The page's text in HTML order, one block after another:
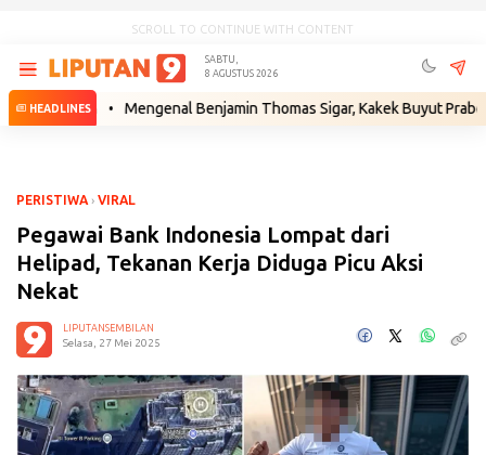
SCROLL TO CONTINUE WITH CONTENT
SABTU,
8 AGUSTUS 2026
HEADLINES
• Mengenal Benjamin Thomas Sigar, Kakek Buyut Prabowo dari
PERISTIWA› VIRAL
Pegawai Bank Indonesia Lompat dari
Helipad, Tekanan Kerja Diduga Picu Aksi
Nekat
LIPUTANSEMBILAN
Selasa, 27 Mei 2025